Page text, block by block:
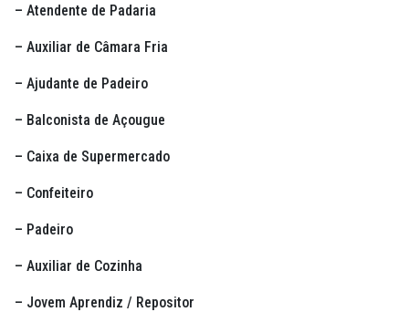
– Atendente de Padaria
– Auxiliar de Câmara Fria
– Ajudante de Padeiro
– Balconista de Açougue
– Caixa de Supermercado
– Confeiteiro
– Padeiro
– Auxiliar de Cozinha
– Jovem Aprendiz / Repositor